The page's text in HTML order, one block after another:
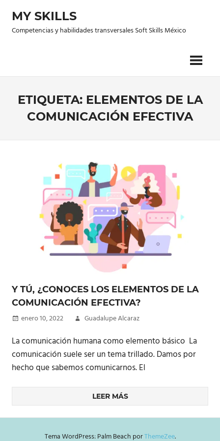
contenido
MY SKILLS
Competencias y habilidades transversales Soft Skills México
ETIQUETA: ELEMENTOS DE LA
COMUNICACIÓN EFECTIVA
Y TÚ, ¿CONOCES LOS ELEMENTOS DE LA
COMUNICACIÓN EFECTIVA?
enero 10, 2022 Guadalupe Alcaraz
La comunicación humana como elemento básico La
comunicación suele ser un tema trillado. Damos por
hecho que sabemos comunicarnos. El
LEER MÁS
Tema WordPress: Palm Beach porThemeZee.